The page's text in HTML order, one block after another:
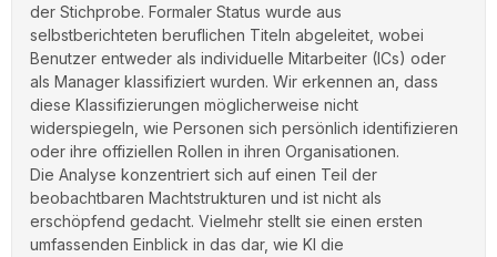
der Stichprobe. Formaler Status wurde aus
selbstberichteten beruflichen Titeln abgeleitet, wobei
Benutzer entweder als individuelle Mitarbeiter (ICs) oder
als Manager klassifiziert wurden. Wir erkennen an, dass
diese Klassifizierungen möglicherweise nicht
widerspiegeln, wie Personen sich persönlich identifizieren
oder ihre offiziellen Rollen in ihren Organisationen.
Die Analyse konzentriert sich auf einen Teil der
beobachtbaren Machtstrukturen und ist nicht als
erschöpfend gedacht. Vielmehr stellt sie einen ersten
umfassenden Einblick in das dar, wie KI die